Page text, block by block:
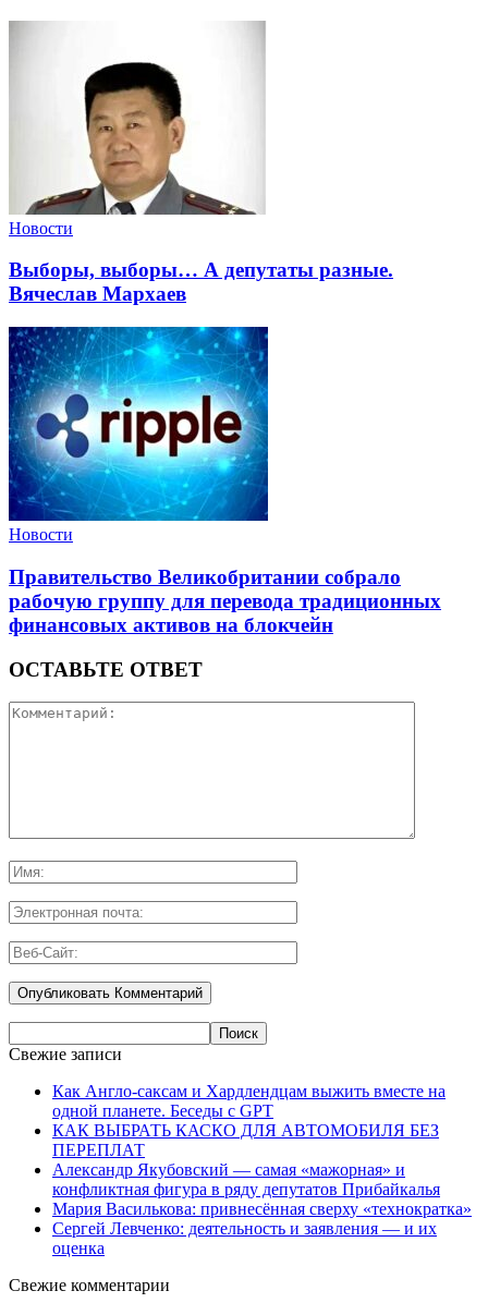
Новости
Выборы, выборы… А депутаты разные.
Вячеслав Мархаев
Новости
Правительство Великобритании собрало
рабочую группу для перевода традиционных
финансовых активов на блокчейн
ОСТАВЬТЕ ОТВЕТ
Свежие записи
Как Англо-саксам и Хардлендцам выжить вместе на
одной планете. Беседы с GPT
КАК ВЫБРАТЬ КАСКО ДЛЯ АВТОМОБИЛЯ БЕЗ
ПЕРЕПЛАТ
Александр Якубовский — самая «мажорная» и
конфликтная фигура в ряду депутатов Прибайкалья
Мария Василькова: привнесённая сверху «технократка»
Сергей Левченко: деятельность и заявления — и их
оценка
Свежие комментарии